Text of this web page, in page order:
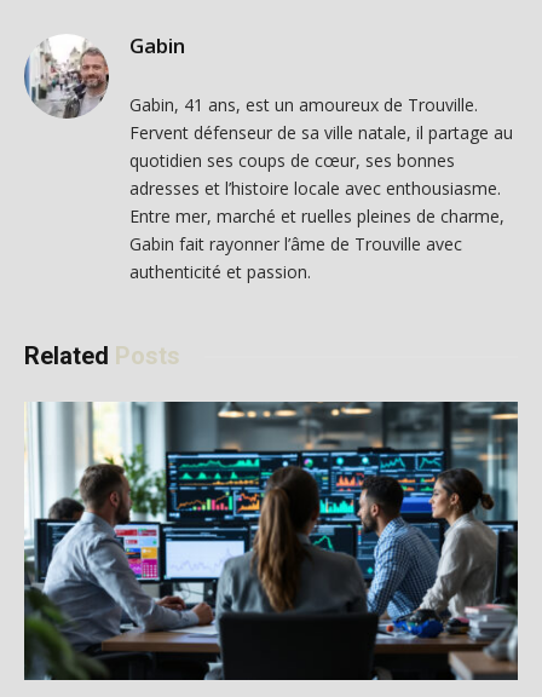
Gabin
Gabin, 41 ans, est un amoureux de Trouville.
Fervent défenseur de sa ville natale, il partage au
quotidien ses coups de cœur, ses bonnes
adresses et l’histoire locale avec enthousiasme.
Entre mer, marché et ruelles pleines de charme,
Gabin fait rayonner l’âme de Trouville avec
authenticité et passion.
Related Posts